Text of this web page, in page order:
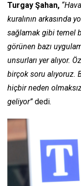
Turgay Şahan,
kuralının arkasında
sağlamak gibi temel
görünen bazı
unsurları yer alıyor.
birçok soru alıyoruz.
hiçbir neden
geliyor”dedi.